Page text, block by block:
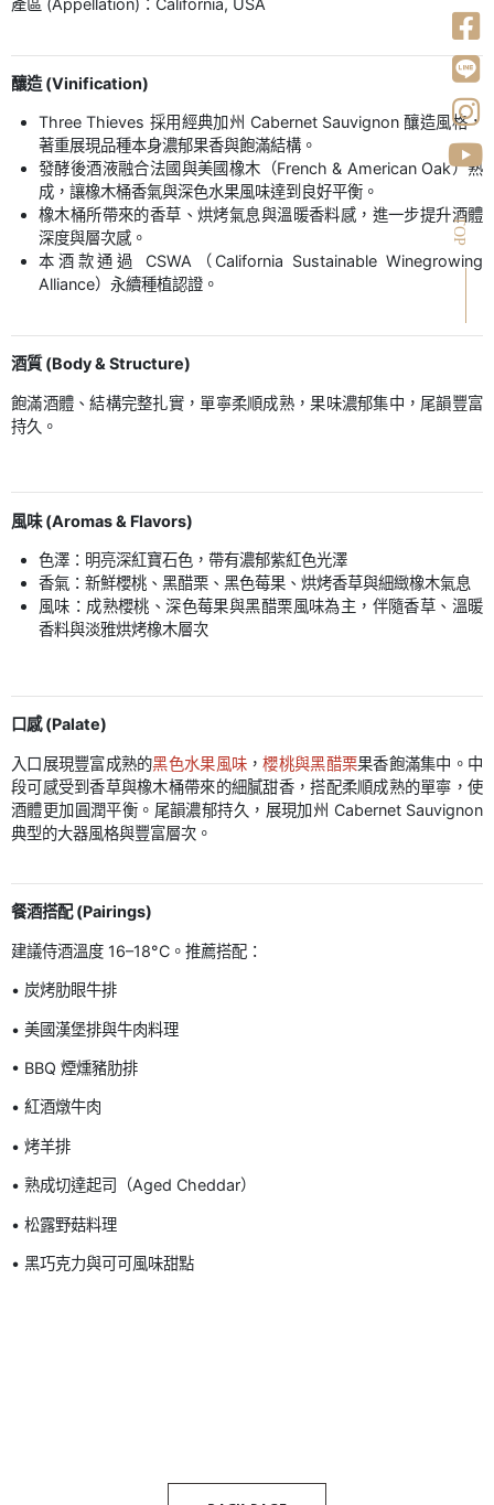
產區 (Appellation)：California, USA
釀造 (Vinification)
Three Thieves 採用經典加州 Cabernet Sauvignon 釀造風格，
著重展現品種本身濃郁果香與飽滿結構。
發酵後酒液融合法國與美國橡木（French & American Oak）熟
成，讓橡木桶香氣與深色水果風味達到良好平衡。
橡木桶所帶來的香草、烘烤氣息與溫暖香料感，進一步提升酒體
深度與層次感。
本酒款通過 CSWA（California Sustainable Winegrowing
Alliance）永續種植認證。
酒質 (Body & Structure)
飽滿酒體、結構完整扎實，單寧柔順成熟，果味濃郁集中，尾韻豐富
持久。
風味 (Aromas & Flavors)
色澤：明亮深紅寶石色，帶有濃郁紫紅色光澤
香氣：新鮮櫻桃、黑醋栗、黑色莓果、烘烤香草與細緻橡木氣息
風味：成熟櫻桃、深色莓果與黑醋栗風味為主，伴隨香草、溫暖
香料與淡雅烘烤橡木層次
口感 (Palate)
入口展現豐富成熟的黑色水果風味 ，櫻桃與黑醋栗果香飽滿集中。中
段可感受到香草與橡木桶帶來的細膩甜香，搭配柔順成熟的單寧，使
酒體更加圓潤平衡。尾韻濃郁持久，展現加州 Cabernet Sauvignon
典型的大器風格與豐富層次。
餐酒搭配 (Pairings)
建議侍酒溫度 16–18°C。推薦搭配：
• 炭烤肋眼牛排
• 美國漢堡排與牛肉料理
• BBQ 煙燻豬肋排
• 紅酒燉牛肉
• 烤羊排
• 熟成切達起司（Aged Cheddar）
• 松露野菇料理
• 黑巧克力與可可風味甜點
TOP